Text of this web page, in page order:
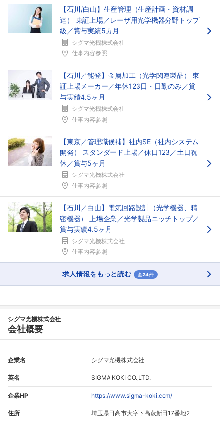
【石川/白山】生産管理（生産計画・資材調
達） 東証上場／レーザ用光学機器分野トップ
級／賞与実績5カ月
シグマ光機株式会社
仕事内容参照
【石川／能登】金属加工（光学関連製品） 東
証上場メーカー／年休123日・日勤のみ／賞
与実績4.5ヶ月
シグマ光機株式会社
仕事内容参照
【東京／管理職候補】社内SE（社内システム
開発） スタンダード上場／休日123／土日祝
休／賞与5ヶ月
シグマ光機株式会社
仕事内容参照
【石川／白山】電気回路設計（光学機器、精
密機器） 上場企業／光学製品ニッチトップ／
賞与実績4.5ヶ月
シグマ光機株式会社
仕事内容参照
求人情報をもっと読む 全24件
シグマ光機株式会社
会社概要
企業名 シグマ光機株式会社
英名 SIGMA KOKI CO.,LTD.
企業HP https://www.sigma-koki.com/
住所 埼玉県日高市大字下高萩新田17番地2